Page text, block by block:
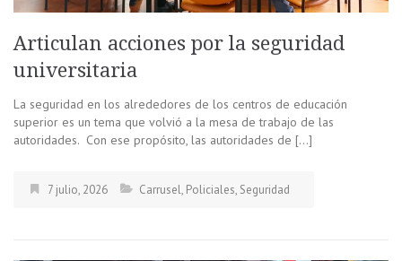
Articulan acciones por la seguridad
universitaria
La seguridad en los alrededores de los centros de educación
superior es un tema que volvió a la mesa de trabajo de las
autoridades. Con ese propósito, las autoridades de […]
7 julio, 2026 Carrusel, Policiales, Seguridad